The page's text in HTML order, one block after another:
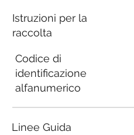
Istruzioni per la
raccolta
Codice di
identificazione
alfanumerico
Linee Guida